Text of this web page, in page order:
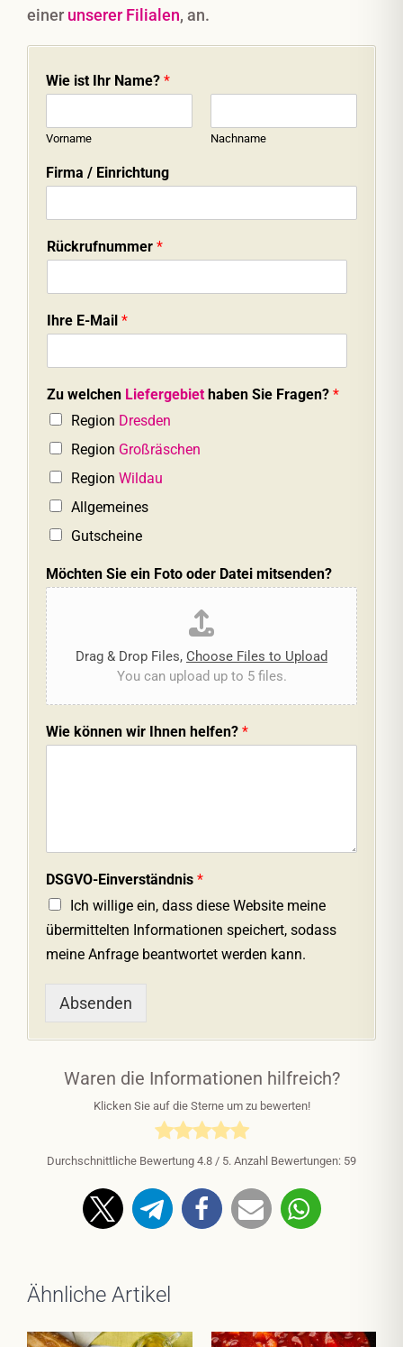
einer unserer Filialen, an.
Wie ist Ihr Name? *
Vorname Nachname
Firma / Einrichtung
Rückrufnummer *
Ihre E-Mail *
Zu welchen Liefergebiet haben Sie Fragen? *
Region Dresden
Region Großräschen
Region Wildau
Allgemeines
Gutscheine
Möchten Sie ein Foto oder Datei mitsenden?
Drag & Drop Files, Choose Files to Upload
You can upload up to 5 files.
Wie können wir Ihnen helfen? *
DSGVO-Einverständnis *
Ich willige ein, dass diese Website meine
übermittelten Informationen speichert, sodass
meine Anfrage beantwortet werden kann.
Absenden
Waren die Informationen hilfreich?
Klicken Sie auf die Sterne um zu bewerten!
Durchschnittliche Bewertung 4.8 / 5. Anzahl Bewertungen: 59
Ähnliche Artikel